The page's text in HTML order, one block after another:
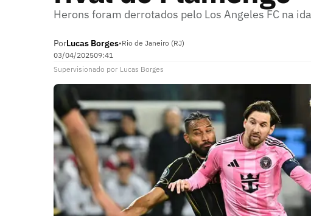
Herons foram derrotados pelo Los Angeles FC na
PorLucas Borges•Rio de Janeiro (RJ)
03/04/202509:41
Supervisionado por Lucas Borges